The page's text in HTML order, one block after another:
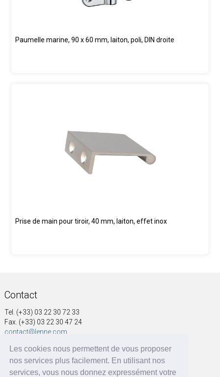
Les cookies nous permettent de vous proposer
nos services plus facilement. En utilisant nos
services, vous nous donnez expressément votre
Paumelle marine, 90 x 60 mm, laiton, poli, DIN droite
Prise de main pour tiroir, 40 mm, laiton, effet inox
Contact
Tel. (+33) 03 22 30 72 33
Fax. (+33) 03 22 30 47 24
contact@lenne.com
Adresse
SOCIÉTÉ NOUVELLE A&G LENNE